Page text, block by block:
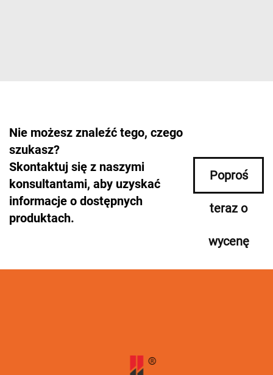
Nie możesz znaleźć tego, czego
szukasz?
Skontaktuj się z naszymi
konsultantami, aby uzyskać
informacje o dostępnych
produktach.
Poproś
teraz o
wycenę